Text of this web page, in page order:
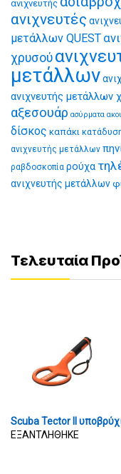
ανιχνευτής
ανιχνευτές
μετάλλων QUEST
χρυσού
μετάλλων
ανιχνευτής μετάλλων
αξεσουάρ ασύρματα
δίσκος καπάκι
ανιχνευτής μετάλλων
ραβδοσκοπία ρούχα
ανιχνευτής μετάλλων
Τελευταία
Scuba Tector II
ΕΞΑΝΤΛΗΘΗΚΕ